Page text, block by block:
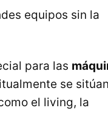
equipos sin la
para las
se
el living, la